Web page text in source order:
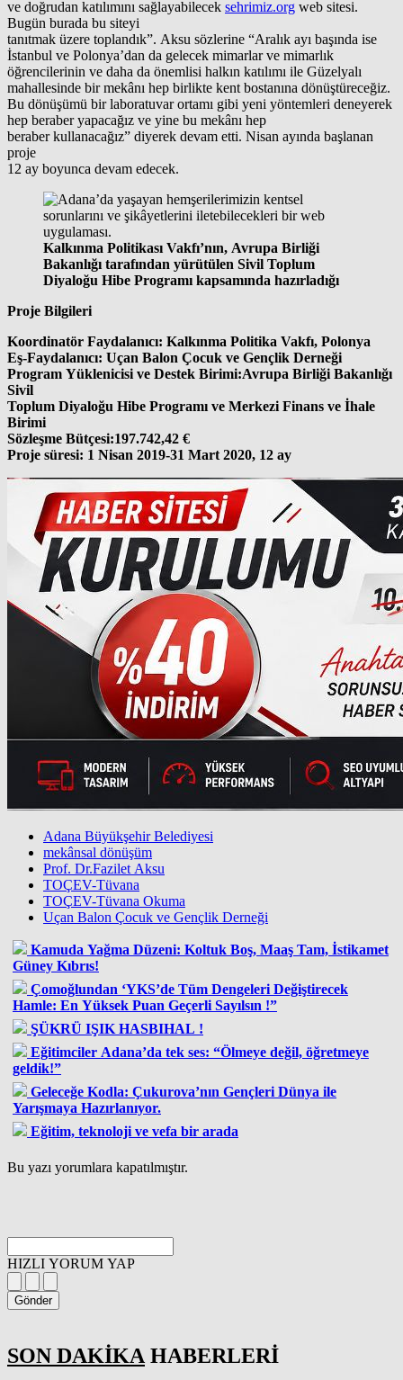
ve doğrudan katılımını sağlayabilecek sehrimiz.org web sitesi.
Bugün burada bu siteyi
tanıtmak üzere toplandık”. Aksu sözlerine “Aralık ayı başında ise
İstanbul ve Polonya’dan da gelecek mimarlar ve mimarlık
öğrencilerinin ve daha da önemlisi halkın katılımı ile Güzelyalı
mahallesinde bir mekânı hep birlikte kent bostanına dönüştüreceğiz.
Bu dönüşümü bir laboratuvar ortamı gibi yeni yöntemleri deneyerek
hep beraber yapacağız ve yine bu mekânı hep
beraber kullanacağız” diyerek devam etti. Nisan ayında başlanan
proje
12 ay boyunca devam edecek.
Kalkınma Politikası Vakfı’nın, Avrupa Birliği
Bakanlığı tarafından yürütülen Sivil Toplum
Diyaloğu Hibe Programı kapsamında hazırladığı
Proje Bilgileri
Koordinatör Faydalanıcı: Kalkınma Politika Vakfı, Polonya
Eş-Faydalanıcı: Uçan Balon Çocuk ve Gençlik Derneği
Program Yüklenicisi ve Destek Birimi:Avrupa Birliği Bakanlığı
Sivil
Toplum Diyaloğu Hibe Programı ve Merkezi Finans ve İhale
Birimi
Sözleşme Bütçesi:197.742,42 €
Proje süresi: 1 Nisan 2019-31 Mart 2020, 12 ay
Adana Büyükşehir Belediyesi
mekânsal dönüşüm
Prof. Dr.Fazilet Aksu
TOÇEV-Tüvana
TOÇEV-Tüvana Okuma
Uçan Balon Çocuk ve Gençlik Derneği
Kamuda Yağma Düzeni: Koltuk Boş, Maaş Tam, İstikamet
Güney Kıbrıs!
Çomoğlundan ‘YKS’de Tüm Dengeleri Değiştirecek
Hamle: En Yüksek Puan Geçerli Sayılsın !”
ŞÜKRÜ IŞIK HASBIHAL !
Eğitimciler Adana’da tek ses: “Ölmeye değil, öğretmeye
geldik!”
Geleceğe Kodla: Çukurova’nın Gençleri Dünya ile
Yarışmaya Hazırlanıyor.
Eğitim, teknoloji ve vefa bir arada
Bu yazı yorumlara kapatılmıştır.
HIZLI YORUM YAP
Gönder
SON DAKİKA HABERLERİ